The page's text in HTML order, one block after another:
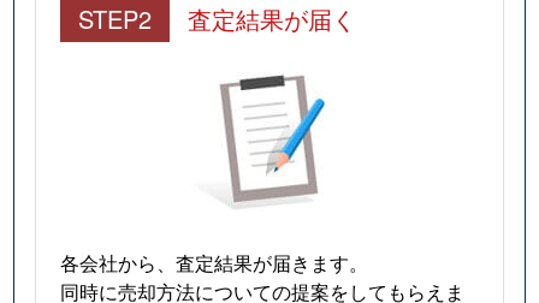
STEP2 査定結果が届く
各会社から、査定結果が届きます。
同時に売却方法についての提案をしてもらえま